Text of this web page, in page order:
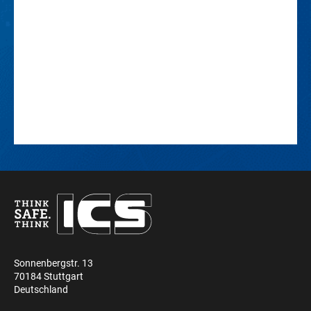
Sonnenbergstr. 13
70184 Stuttgart
Deutschland